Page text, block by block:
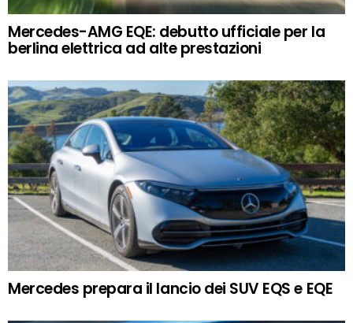
Mercedes-AMG EQE: debutto ufficiale per la
berlina elettrica ad alte prestazioni
Mercedes prepara il lancio dei SUV EQS e EQE